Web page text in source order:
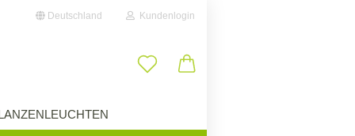
Deutschland Kundenlogin